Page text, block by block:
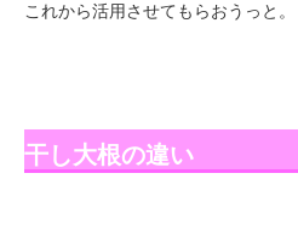
これから活用させてもらおうっと。
干し大根の違い